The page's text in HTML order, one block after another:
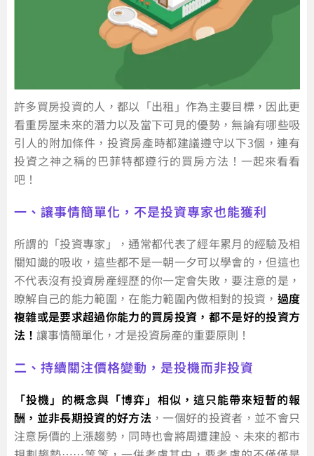
許多買房投資的人，都以「出租」作為主要目標，因此更
看重房屋未來的潛力以及當下可見的優勢，無論有哪些吸
引人的附加條件，投資房產時都建議遵守以下3個，連有
投資之神之稱的巴菲特都遵行的買房方法！一起來看看
吧！
一、讓事情簡單化，不是投資專家也能獲利
所謂的「投資專家」，通常都代表了經年累月的經驗及相
關知識的吸收，這些都不是一朝一夕可以學會的，但這也
不代表沒有投資房產經歷的你一定會失敗，要注意的是，
瞭解自己的能力範圍，在能力範圍內做相對的投資， 過度
複雜或是要求超過你能力的買房投資，都不是好的投資方
法！ 讓事情簡單化，才是投資房產的重要原則！
二、持續關注價格變動，是投機而非投資
「投機」的概念與「博弈」相似，這只能帶來短暫的報
酬，並非長期投資的好方法 ，一個好的投資者，並不會只
注意房價的上漲趨勢，同時也會將周遭建設、未來的都市